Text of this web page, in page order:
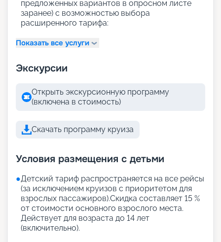
предложенных вариантов в опросном листе
заранее) с возможностью выбора
расширенного тарифа:
Показать все услуги
Экскурсии
Открыть экскурсионную программу
(включена в стоимость)
Скачать программу круиза
Условия размещения с детьми
●Детский тариф распространяется на все рейсы
(за исключением круизов с приоритетом для
взрослых пассажиров).Скидка составляет 15 %
от стоимости основного взрослого места.
Действует для возраста до 14 лет
(включительно).